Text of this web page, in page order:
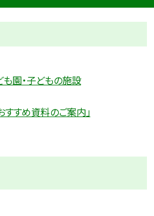
園・子どもの施設
すめ資料のご案内」